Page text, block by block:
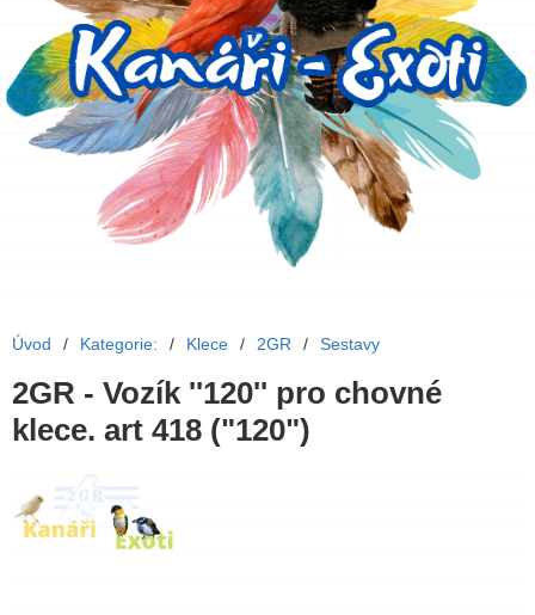
Úvod / Kategorie: / Klece / 2GR / Sestavy
2GR - Vozík ''120'' pro chovné
klece. art 418 ("120")